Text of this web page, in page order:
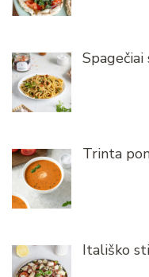
Trinta
Itališko